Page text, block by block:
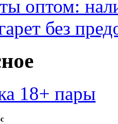
оптом:
без
18+ пары